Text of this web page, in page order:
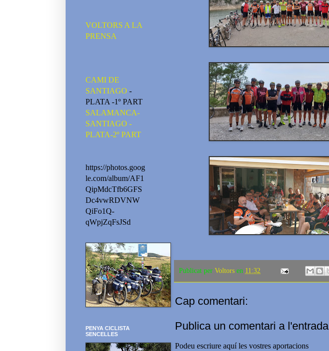
Publicat per Voltors en 11:32
Cap comentari:
Publica un comentari a l'entrada
Podeu escriure aquí les vostres aportacions
VOLTORS A LA
PRENSA
CAMI DE
SANTIAGO -
PLATA -1º PART
SALAMANCA-
SANTIAGO -
PLATA-2º PART
https://photos.goog
le.com/album/AF1
QipMdcTfb6GFS
Dc4vwRDVNW
QiFo1Q-
qWpjZqFsJSd
PENYA CICLISTA
SENCELLES